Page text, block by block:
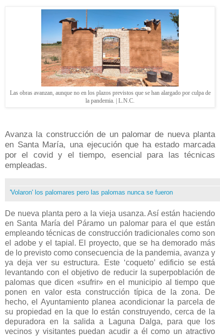
Las obras avanzan, aunque no en los plazos previstos que se han alargado por culpa de
la pandemia. | L.N.C.
Avanza la construcción de un palomar de nueva planta
en Santa María, una ejecución que ha estado marcada
por el covid y el tiempo, esencial para las técnicas
empleadas.
'Volaron' los palomares pero las palomas nunca se fueron
De nueva planta pero a la vieja usanza. Así están haciendo
en Santa María del Páramo un palomar para el que están
empleando técnicas de construcción tradicionales como son
el adobe y el tapial. El proyecto, que se ha demorado más
de lo previsto como consecuencia de la pandemia, avanza y
ya deja ver su estructura. Este ‘coqueto’ edificio se está
levantando con el objetivo de reducir la superpoblación de
palomas que dicen «sufrir» en el municipio al tiempo que
ponen en valor esta construcción típica de la zona. De
hecho, el Ayuntamiento planea acondicionar la parcela de
su propiedad en la que lo están construyendo, cerca de la
depuradora en la salida a Laguna Dalga, para que los
vecinos y visitantes puedan acudir a él como un atractivo